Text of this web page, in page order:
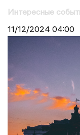
Интересные
11/12/2024 04:00